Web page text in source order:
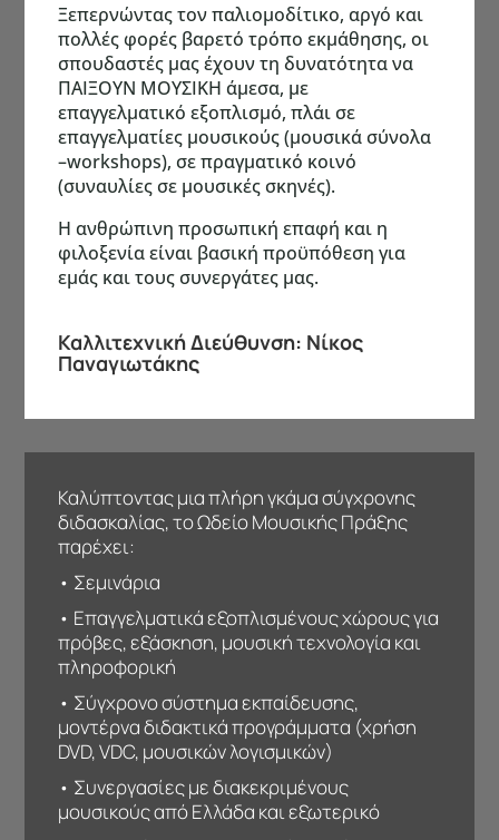
Ξεπερνώντας τον παλιομοδίτικο, αργό και
πολλές φορές βαρετό τρόπο εκμάθησης, οι
σπουδαστές μας έχουν τη δυνατότητα να
ΠΑΙΞΟΥΝ ΜΟΥΣΙΚΗ άμεσα, με
επαγγελματικό εξοπλισμό, πλάι σε
επαγγελματίες μουσικούς (μουσικά σύνολα
–workshops), σε πραγματικό κοινό
(συναυλίες σε μουσικές σκηνές).
Η ανθρώπινη προσωπική επαφή και η
φιλοξενία είναι βασική προϋπόθεση για
εμάς και τους συνεργάτες μας.
Καλλιτεχνική Διεύθυνση: Νίκος
Παναγιωτάκης
Καλύπτοντας μια πλήρη γκάμα σύγχρονης
διδασκαλίας, το Ωδείο Μουσικής Πράξης
παρέχει:
• Σεμινάρια
• Επαγγελματικά εξοπλισμένους χώρους για
πρόβες, εξάσκηση, μουσική τεχνολογία και
πληροφορική
• Σύγχρονο σύστημα εκπαίδευσης,
μοντέρνα διδακτικά προγράμματα (χρήση
DVD, VDC, μουσικών λογισμικών)
• Συνεργασίες με διακεκριμένους
μουσικούς από Ελλάδα και εξωτερικό